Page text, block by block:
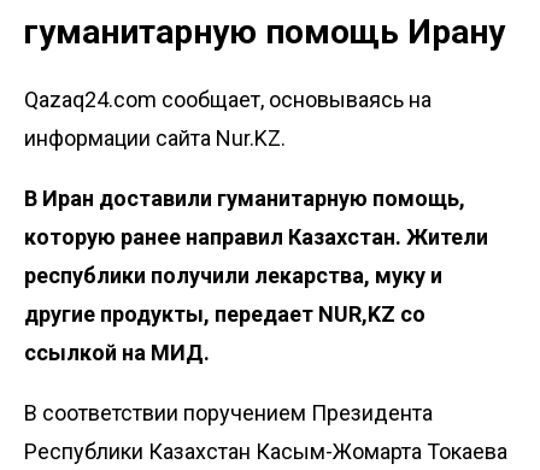
гуманитарную помощь Ирану
Qazaq24.com сообщает, основываясь на
информации сайта Nur.KZ.
В Иран доставили гуманитарную помощь,
которую ранее направил Казахстан. Жители
республики получили лекарства, муку и
другие продукты, передает NUR,KZ со
ссылкой на МИД.
В соответствии поручением Президента
Республики Казахстан Касым-Жомарта Токаева